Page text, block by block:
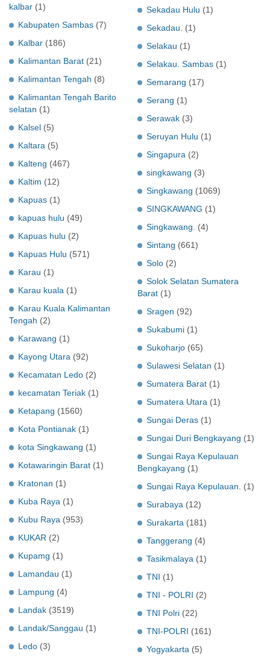
kalbar (1)
Kabupaten Sambas (7)
Kalbar (186)
Kalimantan Barat (21)
Kalimantan Tengah (8)
Kalimantan Tengah Barito
selatan (1)
Kalsel (5)
Kaltara (5)
Kalteng (467)
Kaltim (12)
Kapuas (1)
kapuas hulu (49)
Kapuas hulu (2)
Kapuas Hulu (571)
Karau (1)
Karau kuala (1)
Karau Kuala Kalimantan
Tengah (2)
Karawang (1)
Kayong Utara (92)
Kecamatan Ledo (2)
kecamatan Teriak (1)
Ketapang (1560)
Kota Pontianak (1)
kota Singkawang (1)
Kotawaringin Barat (1)
Kratonan (1)
Kuba Raya (1)
Kubu Raya (953)
KUKAR (2)
Kupamg (1)
Lamandau (1)
Lampung (4)
Landak (3519)
Landak/Sanggau (1)
Ledo (3)
Sekadau Hulu (1)
Sekadau.
(1)
Selakau (1)
Selakau. Sambas (1)
Semarang (17)
Serang (1)
Serawak (3)
Seruyan Hulu (1)
Singapura (2)
singkawang (3)
Singkawang (1069)
SINGKAWANG (1)
Singkawang.
(4)
Sintang (661)
Solo (2)
Solok Selatan Sumatera
Barat (1)
Sragen (92)
Sukabumi (1)
Sukoharjo (65)
Sulawesi Selatan (1)
Sumatera Barat (1)
Sumatera Utara (1)
Sungai Deras (1)
Sungai Duri Bengkayang (1)
Sungai Raya Kepulauan
Bengkayang (1)
Sungai Raya Kepulauan.
(1)
Surabaya (12)
Surakarta (181)
Tanggerang (4)
Tasikmalaya (1)
TNI (1)
TNI - POLRI (2)
TNI Polri (22)
TNI-POLRI (161)
Yogyakarta (5)